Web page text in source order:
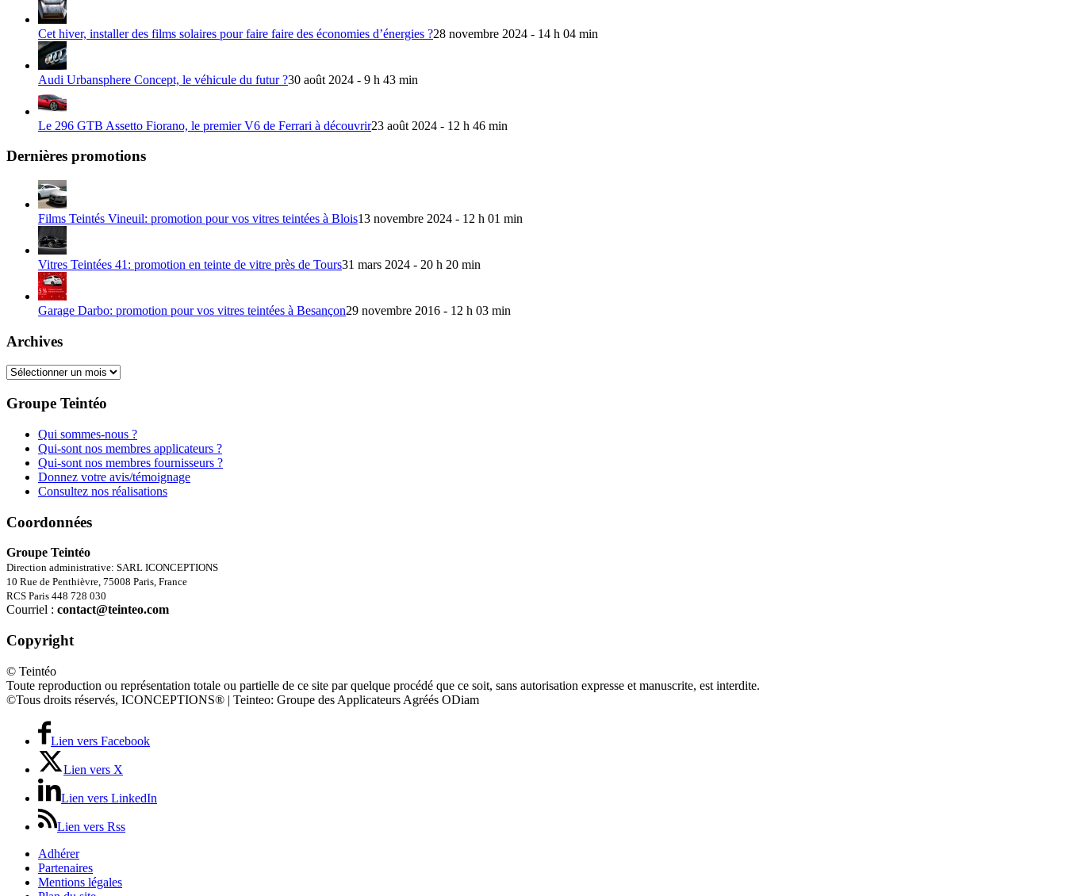
Cet hiver, installer des films solaires pour faire faire des économies d’énergies ?28 novembre 2024 - 14 h 04 min
Audi Urbansphere Concept, le véhicule du futur ?30 août 2024 - 9 h 43 min
Le 296 GTB Assetto Fiorano, le premier V6 de Ferrari à découvrir23 août 2024 - 12 h 46 min
Dernières promotions
Films Teintés Vineuil: promotion pour vos vitres teintées à Blois13 novembre 2024 - 12 h 01 min
Vitres Teintées 41: promotion en teinte de vitre près de Tours31 mars 2024 - 20 h 20 min
Garage Darbo: promotion pour vos vitres teintées à Besançon29 novembre 2016 - 12 h 03 min
Archives
Archives
Groupe Teintéo
Qui sommes-nous ?
Qui-sont nos membres applicateurs ?
Qui-sont nos membres fournisseurs ?
Donnez votre avis/témoignage
Consultez nos réalisations
Coordonnées
Groupe Teintéo
Direction administrative: SARL ICONCEPTIONS
10 Rue de Penthièvre, 75008 Paris, France
RCS Paris 448 728 030
Courriel : contact@teinteo.com
Copyright
© Teintéo
Toute reproduction ou représentation totale ou partielle de ce site par quelque procédé que ce soit, sans autorisation expresse et manuscrite, est interdite.
©Tous droits réservés, ICONCEPTIONS® | Teinteo: Groupe des Applicateurs Agréés ODiam
Lien vers Facebook
Lien vers X
Lien vers LinkedIn
Lien vers Rss
Adhérer
Partenaires
Mentions légales